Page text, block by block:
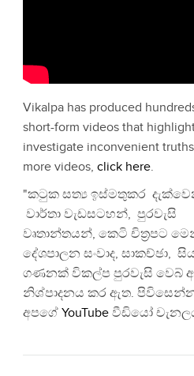
Vikalpa has produced
short-form videos that
investigate inconvenient
more videos, click here.
"කටුක සත්‍ය ඉස්මතුකර
වාර්තා වැඩසටහන්, පුරවැසි
වෘතාන්තයන්, කෙටි චිත්‍රපට
දේශපාලන සංවාද, සාකච්ඡා,
ගණනක් විකල්ප පුරවැසි වෙබ්
නිශ්පාදනය කර ඇත.
අපගේ YouTube වීඩියෝ